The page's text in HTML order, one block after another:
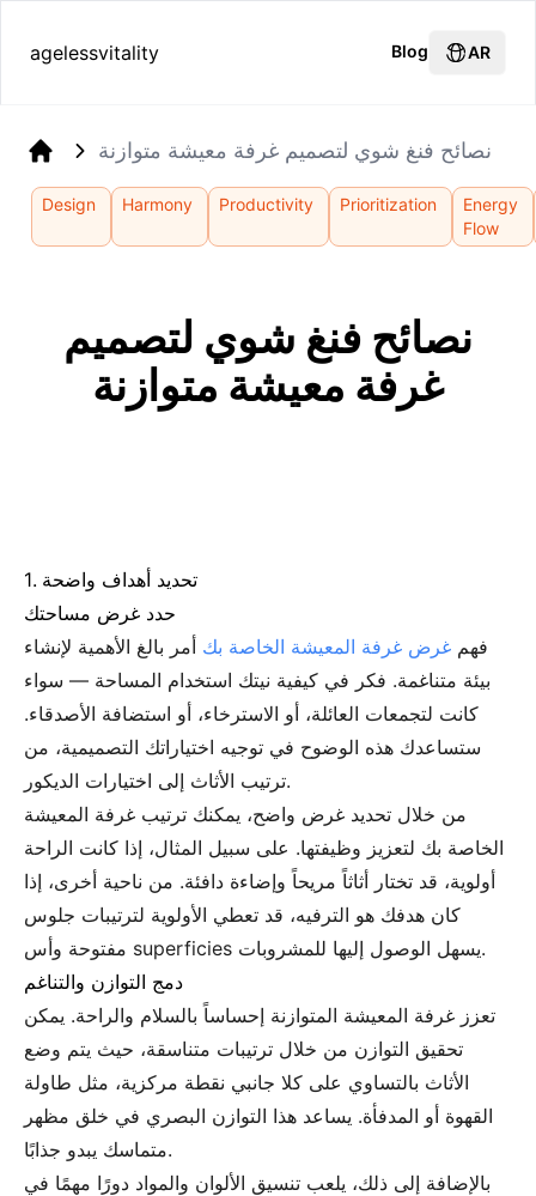
agelessvitality Blog AR
نصائح فنغ شوي لتصميم غرفة معيشة متوازنة
Design Harmony Productivity Prioritization
Energy
Flow
نصائح فنغ شوي لتصميم
غرفة معيشة متوازنة
1. تحديد أهداف واضحة
حدد غرض مساحتك
فهم غرض غرفة المعيشة الخاصة بك أمر بالغ الأهمية لإنشاء
بيئة متناغمة. فكر في كيفية نيتك استخدام المساحة — سواء
كانت لتجمعات العائلة، أو الاسترخاء، أو استضافة الأصدقاء.
ستساعدك هذه الوضوح في توجيه اختياراتك التصميمية، من
ترتيب الأثاث إلى اختيارات الديكور.
من خلال تحديد غرض واضح، يمكنك ترتيب غرفة المعيشة
الخاصة بك لتعزيز وظيفتها. على سبيل المثال، إذا كانت الراحة
أولوية، قد تختار أثاثاً مريحاً وإضاءة دافئة. من ناحية أخرى، إذا
كان هدفك هو الترفيه، قد تعطي الأولوية لترتيبات جلوس
مفتوحة وأس superficies يسهل الوصول إليها للمشروبات.
دمج التوازن والتناغم
تعزز غرفة المعيشة المتوازنة إحساساً بالسلام والراحة. يمكن
تحقيق التوازن من خلال ترتيبات متناسقة، حيث يتم وضع
الأثاث بالتساوي على كلا جانبي نقطة مركزية، مثل طاولة
القهوة أو المدفأة. يساعد هذا التوازن البصري في خلق مظهر
متماسك يبدو جذابًا.
بالإضافة إلى ذلك، يلعب تنسيق الألوان والمواد دورًا مهمًا في